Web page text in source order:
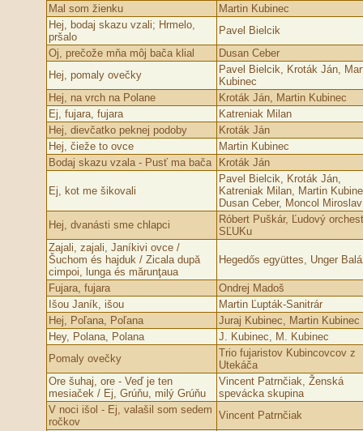
Mal som žienku
Martin Kubinec
Hej, bodaj skazu vzali; Hrmelo,
pršalo
Pavel Bielcik
Oj, prečože mňa môj bača klial
Dusan Ceber
Hej, pomaly ovečky
Pavel Bielcik, Kroták Ján,
Kubinec
Hej, na vrch na Pol­ane
Kroták Ján, Martin Kubinec
Ej, fujara, fujara
Katreniak Milan
Hej, dievčatko peknej podoby
Kroták Ján
Hej, čieže to ovce
Martin Kubinec
Bodaj skazu vzala - Pusť ma bača
Kroták Ján
Ej, kot me šikovali
Pavel Bielcik, Kroták Ján,
Katreniak Milan, Martin
Dusan Ceber, Moncol­ Miroslav
Hej, dvanásti sme chlapci
Róbert Puškár, Ľudový
SĽUKu
Zajali, zajali, Janíkivi ovce /
Šuchom és hajduk / Zicala după
cimpoi, lunga és mărunţaua
Hegedős együttes, Unger
Fujara, fujara
Ondrej Madoš
Išou Janík, išou
Martin Ľupták-Sanitrár
Hej, Poľana, Poľana
Juraj Kubinec, Martin Kubinec
Hey, Polana, Polana
J. Kubinec, M. Kubinec
Pomaly ovečky
Trio fujaristov Kubincovcov z
Utekáča
Ore šuhaj, ore - Veď je ten
mesiaček / Ej, Grúňu, milý Grúňu
Vincent Patrnčiak, Ženská
spevácka skupina
V noci išol - Ej, valašil som sedem
ročkov
Vincent Patrnčiak